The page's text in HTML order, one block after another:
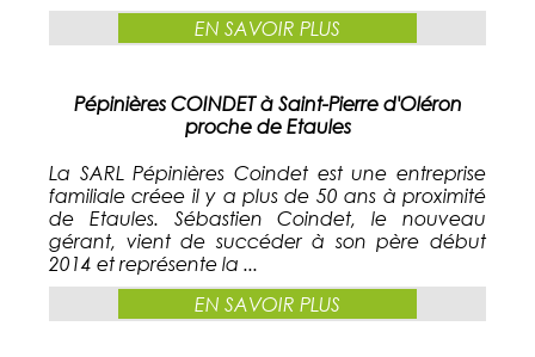
EN SAVOIR PLUS
Pépinières COINDET à Saint-Pierre d'Oléron
proche de Etaules
La SARL Pépinières Coindet est une entreprise
familiale créee il y a plus de 50 ans à proximité
de Etaules. Sébastien Coindet, le nouveau
gérant, vient de succéder à son père début
2014 et représente la ...
EN SAVOIR PLUS